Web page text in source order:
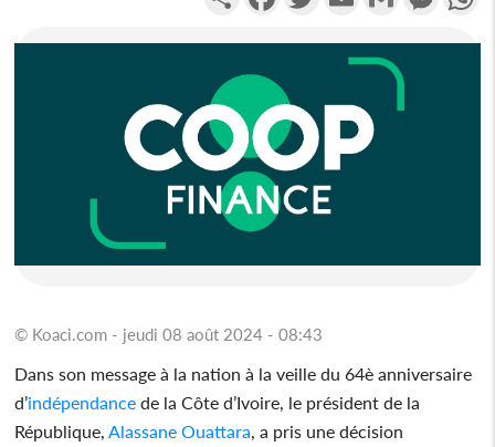
© Koaci.com - jeudi 08 août 2024 - 08:43
Dans son message à la nation à la veille du 64è anniversaire
d’indépendance de la Côte d’Ivoire, le président de la
République, Alassane Ouattara , a pris une décision